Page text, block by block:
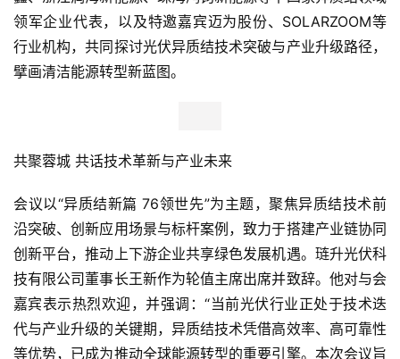
领军企业代表，以及特邀嘉宾迈为股份、SOLARZOOM等
行业机构，共同探讨光伏异质结技术突破与产业升级路径，
擘画清洁能源转型新蓝图。
共聚蓉城 共话技术革新与产业未来
会议以“异质结新篇 76领世先”为主题，聚焦异质结技术前
沿突破、创新应用场景与标杆案例，致力于搭建产业链协同
创新平台，推动上下游企业共享绿色发展机遇。琏升光伏科
技有限公司董事长王新作为轮值主席出席并致辞。他对与会
嘉宾表示热烈欢迎，并强调：“当前光伏行业正处于技术迭
代与产业升级的关键期，异质结技术凭借高效率、高可靠性
等优势，已成为推动全球能源转型的重要引擎。本次会议旨